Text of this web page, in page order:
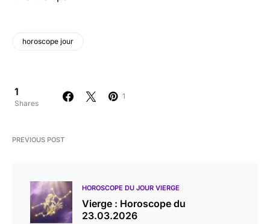
horoscope jour
1
Shares
1
PREVIOUS POST
HOROSCOPE DU JOUR VIERGE
Vierge : Horoscope du
23.03.2026